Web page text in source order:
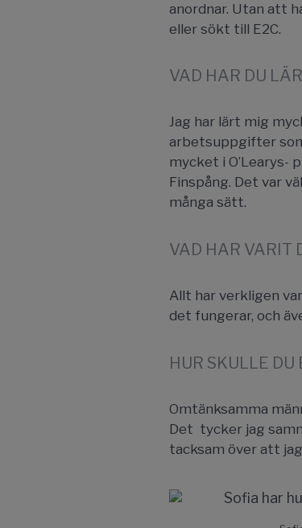
anordnar. Utan att
eller sökt till E2C.
VAD HAR DU
Jag har lärt mig
arbetsuppgifter
mycket i O’Learys-
Finspång. Det var
många sätt.
VAD HAR VARIT
Allt har verkligen
det fungerar, och
HUR SKULLE DU
Omtänksamma
Det tycker jag
tacksam över att